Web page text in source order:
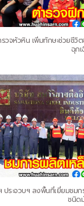
วจหัวหิน เพิ่มทักษะช่วยชีวิ
ฉุก
ประจวบฯ ลงพื้นที่เยี่ยมชม
ชนิด